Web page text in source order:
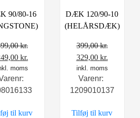
90/80-16
kr.
kr.
aktuelle
er:
moms
til kurv
DÆK 120/90-10
(HELÅRSDÆK)
399,00kr.
Den
oprindelige
pris
var:
329,00 kr.
aktuelle
er:
inkl. moms
Varenr:
1209010137
Tilføj til kurv